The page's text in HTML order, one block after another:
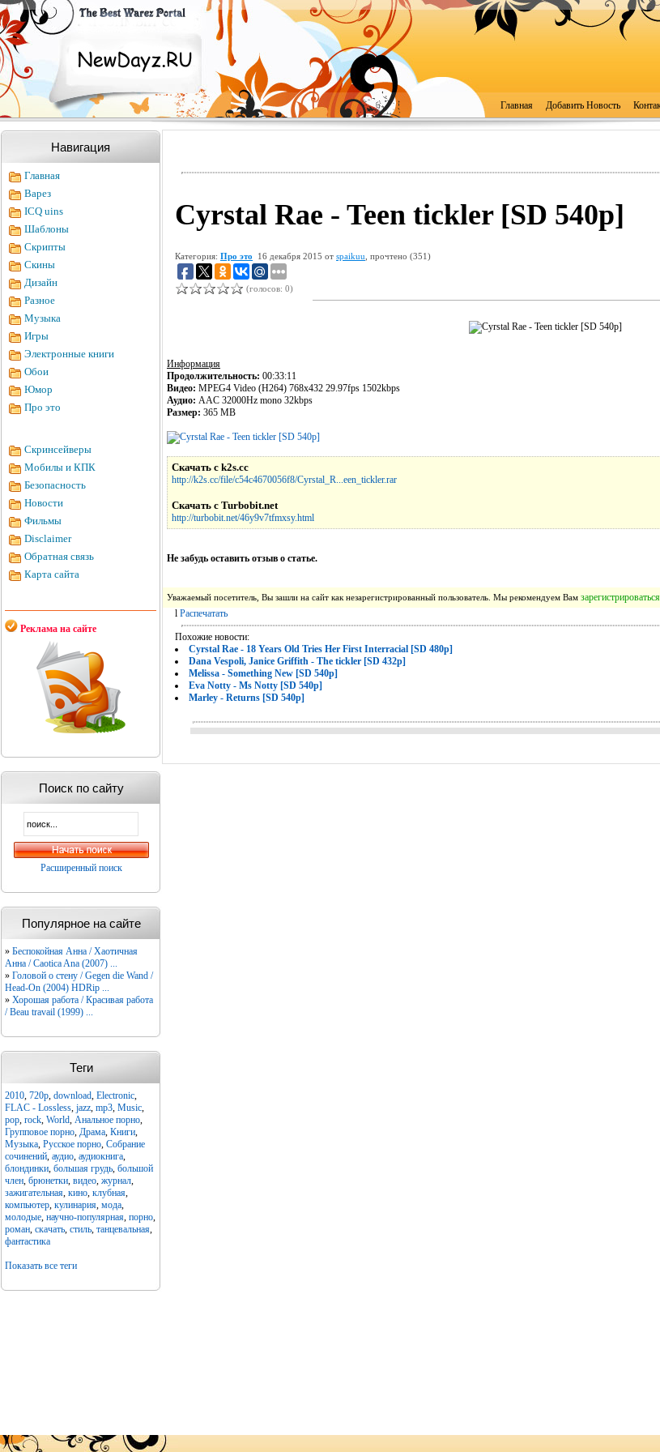
Главная Добавить Новость
Навигация
Главная
Варез
ICQ uins
Шаблоны
Скрипты
Скины
Дизайн
Разное
Музыка
Игры
Электронные книги
Обои
Юмор
Про это
Скринсейверы
Мобилы и КПК
Безопасность
Новости
Фильмы
Disclaimer
Обратная связь
Карта сайта
Реклама на сайте
Поиск по сайту
Расширенный поиск
Популярное на сайте
» Беспокойная Анна / Хаотичная
Анна / Caotica Ana (2007) ...
» Головой о стену / Gegen die Wand /
Head-On (2004) HDRip ...
» Хорошая работа / Красивая работа
/ Beau travail (1999) ...
Теги
2010, 720p, download, Electronic,
FLAC - Lossless, jazz, mp3, Music,
pop, rock, World, Анальное порно,
Групповое порно, Драма, Книги,
Музыка, Русское порно, Собрание
сочинений, аудио, аудиокнига,
блондинки, большая грудь, большой
член, брюнетки, видео, журнал,
зажигательная, кино, клубная,
компьютер, кулинария, мода,
молодые, научно-популярная, порно,
роман, скачать, стиль, танцевальная,
фантастика
Показать все теги
Cyrstal Rae - Teen tickler [SD 540p]
Категория: Про это 16 декабря 2015 от spaikuu , прочтено (351)
(голосов: 0)
Информация
Продолжительность: 00:33:11
Видео: MPEG4 Video (H264) 768x432 29.97fps 1502kbps
Аудио: AAC 32000Hz mono 32kbps
Размер: 365 MB
Скачать с k2s.cc
http://k2s.cc/file/c54c4670056f8/Cyrstal_R...een_tickler.rar
Скачать с Turbobit.net
http://turbobit.net/46y9v7tfmxsy.html
Не забудь оставить отзыв о статье.
Уважаемый посетитель, Вы зашли на сайт как незарегистрированный пользователь. Мы рекомендуем Вам зарегистрироваться
l Распечатать
Похожие новости:
Cyrstal Rae - 18 Years Old Tries Her First Interracial [SD 480p]
Dana Vespoli, Janice Griffith - The tickler [SD 432p]
Melissa - Something New [SD 540p]
Eva Notty - Ms Notty [SD 540p]
Marley - Returns [SD 540p]